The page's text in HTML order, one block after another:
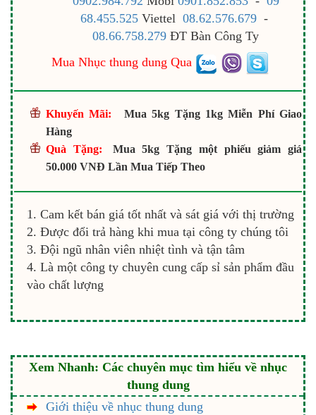
68.455.525Viettel 08.62.576.679-
08.66.758.279 ĐT Bàn Công Ty
Mua Nhục thung dung Qua
Khuyến Mãi:
Mua 5kg Tặng 1kg Miễn Phí Giao
Hàng
Quà Tặng:
Mua 5kg Tặng một phiếu giảm giá
50.000 VNĐ Lần Mua Tiếp Theo
Cam kết bán giá tốt nhất và sát giá với thị trường
Được đổi trả hàng khi mua tại công ty chúng tôi
Đội ngũ nhân viên nhiệt tình và tận tâm
Là một công ty chuyên cung cấp sỉ sản phẩm đầu
vào chất lượng
Xem Nhanh: Các chuyên mục tìm hiểu về nhục
thung dung
Giới thiệu về nhục thung dung